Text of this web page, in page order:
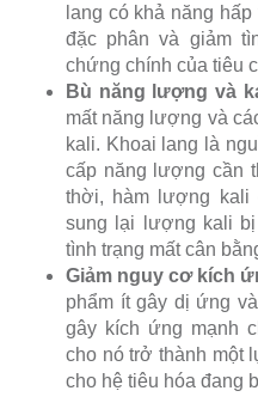
lang có khả năng
đặc phân và giảm
chứng chính của tiêu
Bù năng lượng và
mất năng lượng và
kali. Khoai lang là
cấp năng lượng cần
thời, hàm lượng kali
sung lại lượng kali
tình trạng mất cân
Giảm nguy cơ kích
phẩm ít gây dị ứng
gây kích ứng mạnh
cho nó trở thành một
cho hệ tiêu hóa đang